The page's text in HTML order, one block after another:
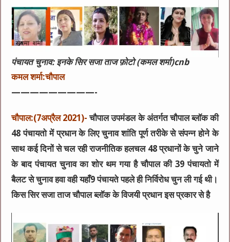
पंचायत चुनाव: इनके सिर सजा ताज फ़ोटो (कमल शर्मा)cnb
कमल शर्मा:चौपाल
—————————-
चौपाल:(7अप्रैल 2021)- चौपाल उपमंडल के अंतर्गत चौपाल ब्लॉक की
48 पंचायतो में प्रधान के लिए चुनाव शांति पूर्ण तरीके से संपन्न होने के
साथ कई दिनों से चल रही राजनीतिक हलचल 48 प्रधानों के चुने जाने
के बाद पंचायत चुनाव का शोर थम गया है चौपाल की 39 पंचायतो में
बैलट से चुनाव हवा वही यहाँ9 पंचायते पहले ही निर्विरोध चुन ली गई थी।
किस सिर सजा ताज चौपाल ब्लॉक के विजयी प्रधान इस प्रकार से है